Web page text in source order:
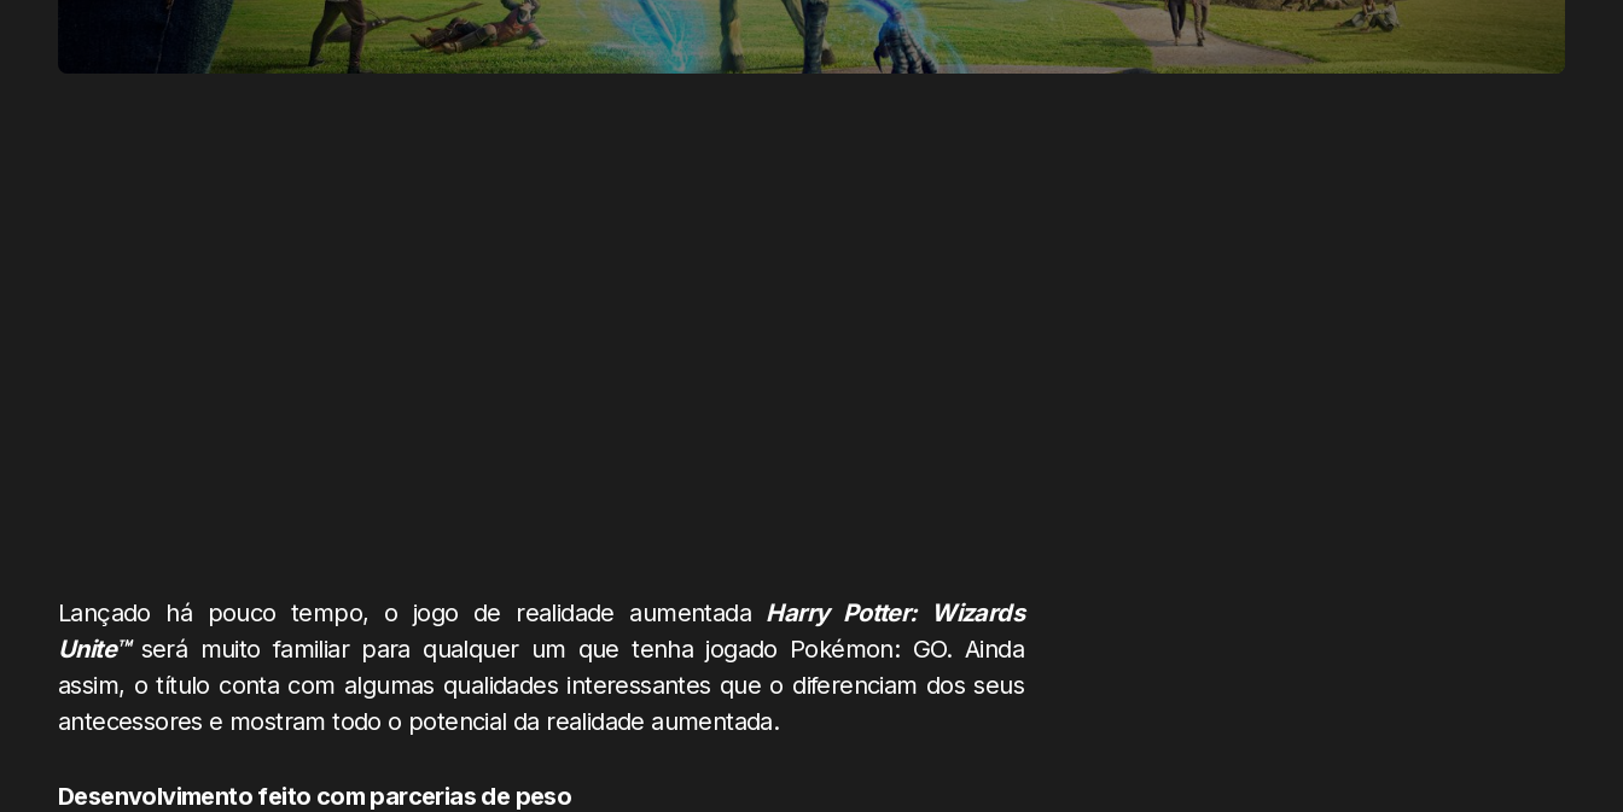
Lançado há pouco tempo, o jogo de realidade aumentada Harry Potter: Wizards
Unite™ será muito familiar para qualquer um que tenha jogado Pokémon: GO. Ainda
assim, o título conta com algumas qualidades interessantes que o diferenciam dos seus
antecessores e mostram todo o potencial da realidade aumentada.
Desenvolvimento feito com parcerias de peso